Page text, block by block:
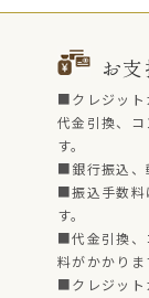
お
■クレジット
代金引換、コ
す。
■銀行振込、
■振込手数料
す。
■代金引換、
料がかかりま
■クレジット